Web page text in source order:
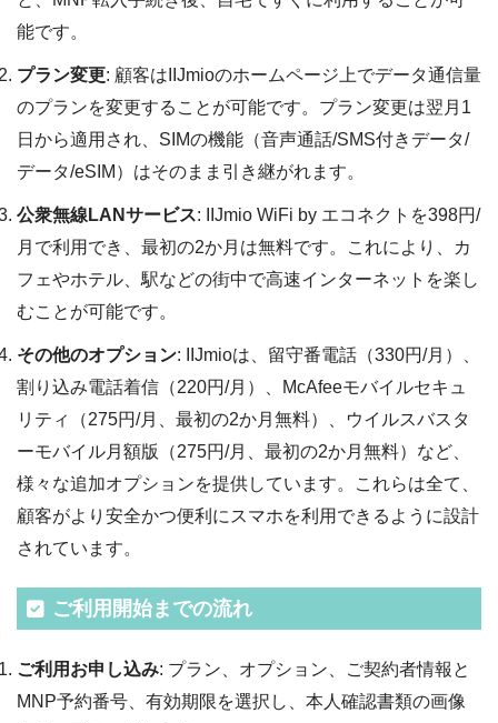
能です。
プラン変更: 顧客はIIJmioのホームページ上でデータ通信量
のプランを変更することが可能です。プラン変更は翌月1
日から適用され、SIMの機能（音声通話/SMS付きデータ/
データ/eSIM）はそのまま引き継がれます。
公衆無線LANサービス: IIJmio WiFi by エコネクトを398円/
月で利用でき、最初の2か月は無料です。これにより、カ
フェやホテル、駅などの街中で高速インターネットを楽し
むことが可能です。
その他のオプション: IIJmioは、留守番電話（330円/月）、
割り込み電話着信（220円/月）、McAfeeモバイルセキュ
リティ（275円/月、最初の2か月無料）、ウイルスバスタ
ーモバイル月額版（275円/月、最初の2か月無料）など、
様々な追加オプションを提供しています。これらは全て、
顧客がより安全かつ便利にスマホを利用できるように設計
されています。
ご利用開始までの流れ
ご利用お申し込み: プラン、オプション、ご契約者情報と
MNP予約番号、有効期限を選択し、本人確認書類の画像